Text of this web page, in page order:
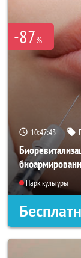
-87%
10:47:40
Парк культуры